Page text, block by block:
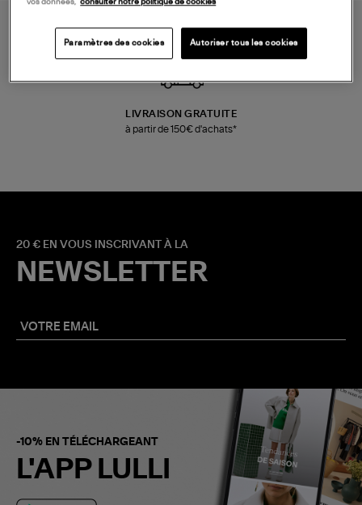
LIVRAISON GRATUITE
à partir de 150€ d'achats*
20 € EN VOUS INSCRIVANT À LA
NEWSLETTER
-10% EN TÉLÉCHARGEANT
L'APP LULLI
vos données, consulter notre politique de cookies
Paramètres des cookies Autoriser tous les cookies